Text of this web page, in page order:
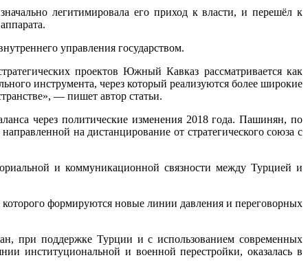
легитимировала его приход к власти, и перешёл к
управления государством.
проектов Южный Кавказ рассматривается как
инструмента, через который реализуются более широкие
— пишет автор статьи.
через политические изменения 2018 года. Пашинян, по
на дистанцирование от стратегического союза с
и коммуникационной связности между Турцией и
которого формируются новые линии давления и переговорных
при поддержке Турции и с использованием современных
институциональной и военной перестройки, оказалась в